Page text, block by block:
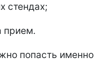
стендах;
прием.
попасть именно